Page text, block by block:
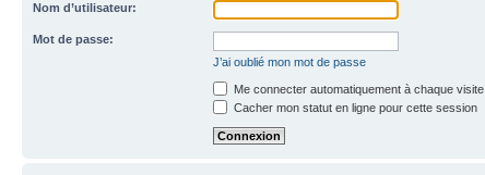
Nom d’utilisateur:
Mot de passe:
J’ai oublié mon mot de passe
Me connecter automatiquement à chaque visite
Cacher mon statut en ligne pour cette session